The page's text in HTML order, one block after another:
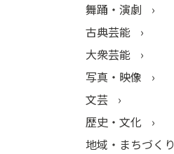
舞踊・演劇
古典芸能
大衆芸能
写真・映像
文芸
歴史・文化
地域・まちづくり